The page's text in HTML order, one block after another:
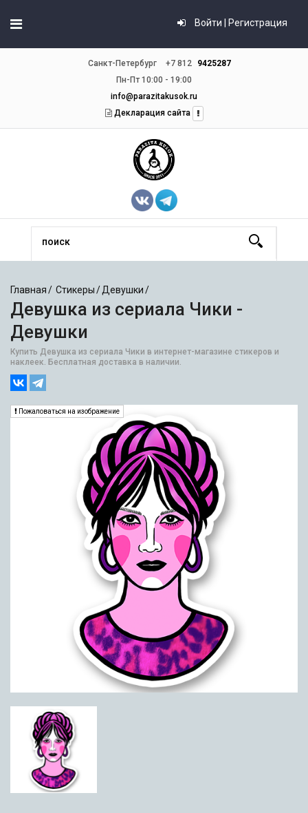
Войти | Регистрация
Санкт-Петербург +7 812
9425287
Пн-Пт 10:00 - 19:00
info@parazitakusok.ru
Декларация сайта
Главная Стикеры Девушки
Девушка из сериала Чики -
Девушки
Купить Девушка из сериала Чики в интернет-магазине стикеров и
наклеек. Бесплатная доставка в наличии.
Пожаловаться на изображение